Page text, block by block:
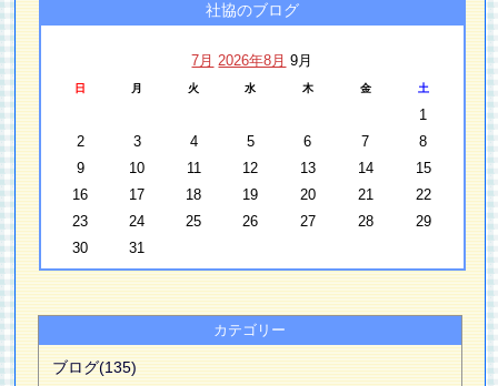
社協のブログ
7月 2026年8月 9月
日 月 火 水 木 金 土
1
2
3 4 5 6 7
8
9
10 11 12 13 14
15
16
17 18 19 20 21
22
23
24 25 26 27 28
29
30
31
カテゴリー
ブログ(135)